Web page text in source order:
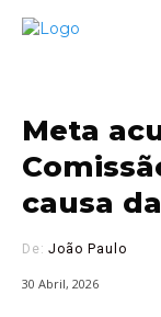
Meta
causa
De: João Paulo
30 Abril, 2026